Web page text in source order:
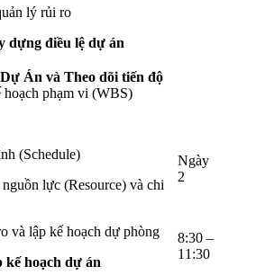
lý rủi ro
dựng điều lệ dự án
Án và Theo dõi tiến độ
hoạch phạm vi (WBS)
(Schedule)
lực (Resource) và chi
và lập kế hoạch dự phòng
hoạch dự án
Ngày
2
8:30 –
11:30